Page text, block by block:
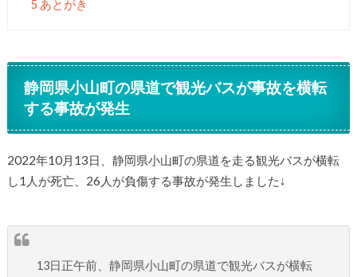
5 あとがき
静岡県小山町の県道で観光バスが事故を横転
する事故が発生
2022年10月13日、静岡県小山町の県道を走る観光バスが横転
し1人が死亡、26人が負傷する事故が発生しました↓
13日正午前、静岡県小山町の県道で観光バスが横転